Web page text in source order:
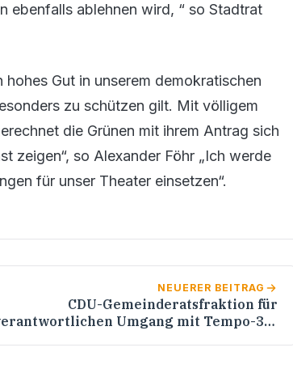
ebenfalls ablehnen wird, “ so Stadtrat
Gut in unserem demokratischen
zu schützen gilt. Mit völligem
die Grünen mit ihrem Antrag sich
zeigen“, so Alexander Föhr „Ich werde
für unser Theater einsetzen“.
NEUERER BEITRAG
CDU-Gemeinderatsfraktion für
Umgang mit Tempo-30-